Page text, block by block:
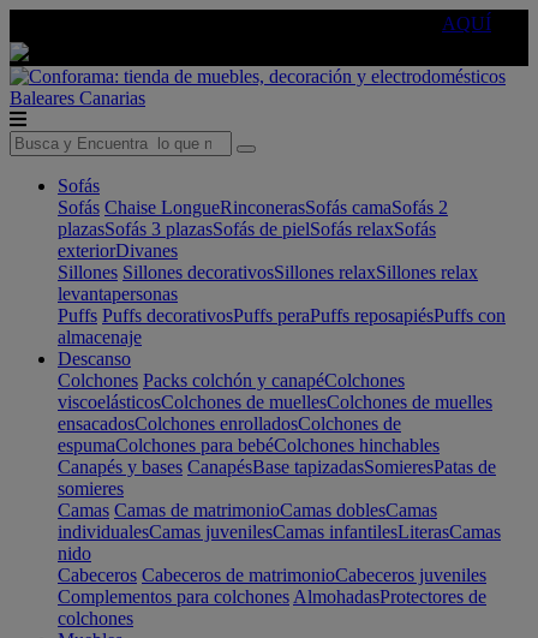
AQUÍ
Baleares Canarias
Sofás
Sofás Chaise LongueRinconerasSofás camaSofás 2
plazasSofás 3 plazasSofás de pielSofás relaxSofás
exteriorDivanes
Sillones Sillones decorativosSillones relaxSillones relax
levantapersonas
Puffs Puffs decorativosPuffs peraPuffs reposapiésPuffs con
almacenaje
Descanso
Colchones Packs colchón y canapéColchones
viscoelásticosColchones de muellesColchones de muelles
ensacadosColchones enrolladosColchones de
espumaColchones para bebéColchones hinchables
Canapés y bases CanapésBase tapizadasSomieresPatas de
somieres
Camas Camas de matrimonioCamas doblesCamas
individualesCamas juvenilesCamas infantilesLiterasCamas
nido
Cabeceros Cabeceros de matrimonioCabeceros juveniles
Complementos para colchones AlmohadasProtectores de
colchones